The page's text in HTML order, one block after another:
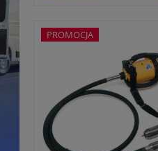
PROMOCJA